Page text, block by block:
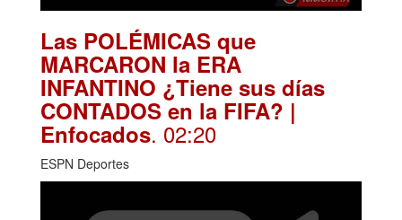
Las POLÉMICAS que
MARCARON la ERA
INFANTINO ¿Tiene sus días
CONTADOS en la FIFA? |
Enfocados. 02:20
ESPN Deportes